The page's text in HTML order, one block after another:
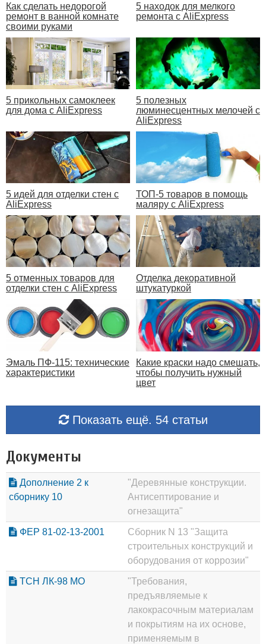
Как сделать недорогой
ремонт в ванной комнате
своими руками
5 находок для мелкого
ремонта с AliExpress
5 прикольных самоклеек
для дома с AliExpress
5 полезных
люминесцентных мелочей с
AliExpress
5 идей для отделки стен с
AliExpress
ТОП-5 товаров в помощь
маляру с AliExpress
5 отменных товаров для
отделки стен с AliExpress
Отделка декоративной
штукатуркой
Эмаль ПФ-115: технические
характеристики
Какие краски надо смешать,
чтобы получить нужный
цвет
Показать ещё. 54 статьи
Документы
Дополнение 2 к
сборнику 10
"Деревянные конструкции.
Антисептирование и
огнезащита"
ФЕР 81-02-13-2001
Сборник N 13 "Защита
строительных конструкций и
оборудования от коррозии"
ТСН ЛК-98 МО
"Требования,
предъявляемые к
лакокрасочным материалам
и покрытиям на их основе,
применяемым в